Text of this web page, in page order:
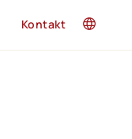
Kontakt